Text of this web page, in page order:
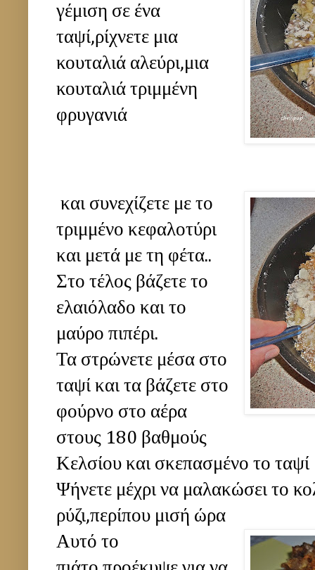
γέμιση σε ένα
ταψί,ρίχνετε μια
κουταλιά αλεύρι,μια
κουταλιά τριμμένη
φρυγανιά
και συνεχίζετε με το
τριμμένο κεφαλοτύρι
και μετά με τη φέτα..
Στο τέλος βάζετε το
ελαιόλαδο και το
μαύρο πιπέρι.
Τα στρώνετε μέσα στο
ταψί και τα βάζετε στο
φούρνο στο αέρα
στους 180 βαθμούς
Κελσίου και σκεπασμένο το
Ψήνετε μέχρι να μαλακώσει το
ρύζι,περίπου μισή ώρα
Αυτό το